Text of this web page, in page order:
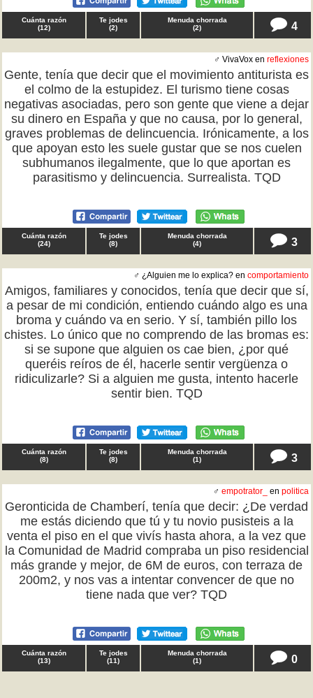
Cuánta razón
(12)
Te jodes
(2)
Menuda chorrada
(2) 4
♂ VivaVox en reflexiones
Gente, tenía que decir que el movimiento antiturista es
el colmo de la estupidez. El turismo tiene cosas
negativas asociadas, pero son gente que viene a dejar
su dinero en España y que no causa, por lo general,
graves problemas de delincuencia. Irónicamente, a los
que apoyan esto les suele gustar que se nos cuelen
subhumanos ilegalmente, que lo que aportan es
parasitismo y delincuencia. Surrealista. TQD
Cuánta razón
(24)
Te jodes
(8)
Menuda chorrada
(4) 3
♂ ¿Alguien me lo explica? en comportamiento
Amigos, familiares y conocidos, tenía que decir que sí,
a pesar de mi condición, entiendo cuándo algo es una
broma y cuándo va en serio. Y sí, también pillo los
chistes. Lo único que no comprendo de las bromas es:
si se supone que alguien os cae bien, ¿por qué
queréis reíros de él, hacerle sentir vergüenza o
ridiculizarle? Si a alguien me gusta, intento hacerle
sentir bien. TQD
Cuánta razón
(8)
Te jodes
(8)
Menuda chorrada
(1) 3
♂ empotrator_ en politica
Geronticida de Chamberí, tenía que decir: ¿De verdad
me estás diciendo que tú y tu novio pusisteis a la
venta el piso en el que vivís hasta ahora, a la vez que
la Comunidad de Madrid compraba un piso residencial
más grande y mejor, de 6M de euros, con terraza de
200m2, y nos vas a intentar convencer de que no
tiene nada que ver? TQD
Cuánta razón
(13)
Te jodes
(11)
Menuda chorrada
(1) 0